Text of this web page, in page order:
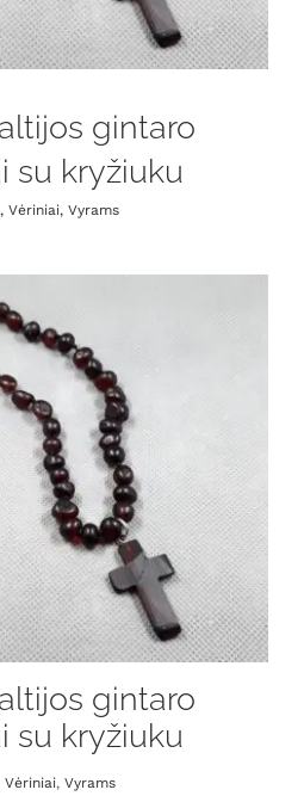
gintaro
su kryžiuku
Vėriniai, Vyrams
gintaro
su kryžiuku
Vėriniai, Vyrams